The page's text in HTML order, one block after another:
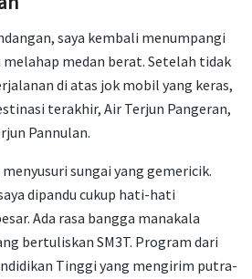
saya kembali menumpangi
medan berat. Setelah tidak
di atas jok mobil yang keras,
terakhir, Air Terjun Pangeran,
Pannulan.
sungai yang gemericik.
dipandu cukup hati-hati
Ada rasa bangga manakala
bertuliskan SM3T. Program dari
Tinggi yang mengirim putra-